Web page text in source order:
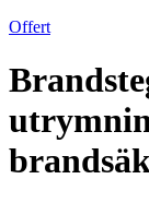
Offert